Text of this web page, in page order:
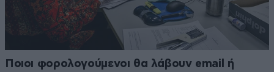
Ποιοι φορολογούμενοι θα λάβουν email ή